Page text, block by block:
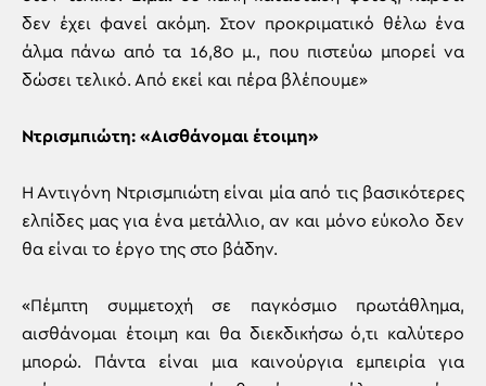
δεν έχει φανεί ακόμη. Στον προκριματικό θέλω ένα
άλμα πάνω από τα 16,80 μ., που πιστεύω μπορεί να
δώσει τελικό. Από εκεί και πέρα βλέπουμε»
Ντρισμπιώτη: «Αισθάνομαι έτοιμη»
Η Αντιγόνη Ντρισμπιώτη είναι μία από τις βασικότερες
ελπίδες μας για ένα μετάλλιο, αν και μόνο εύκολο δεν
θα είναι το έργο της στο βάδην.
«Πέμπτη συμμετοχή σε παγκόσμιο πρωτάθλημα,
αισθάνομαι έτοιμη και θα διεκδικήσω ό,τι καλύτερο
μπορώ. Πάντα είναι μια καινούργια εμπειρία για